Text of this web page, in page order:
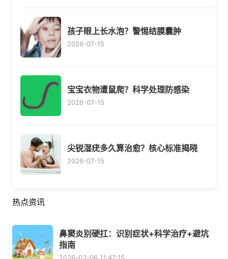
孩子眼上长水泡？警惕结膜囊肿
2026-07-15
宝宝衣物遭鼠爬？科学处理防感染
2026-07-15
尖锐湿疣多久算治愈？核心标准揭晓
2026-07-15
热点资讯
鼻窦炎别硬扛：识别症状+科学治疗+避坑
指南